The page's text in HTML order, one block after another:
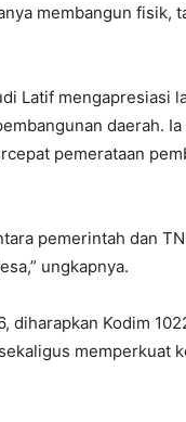
membangun fisik,
Latif mengapresiasi
daerah.
pemerataan
pemerintah dan
ungkapnya.
diharapkan Kodim
memperkuat